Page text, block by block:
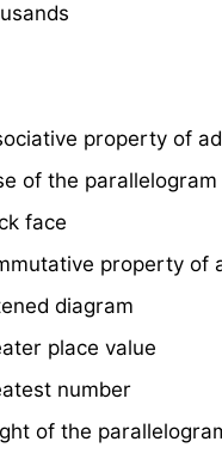
property of
of the parallelogram
face
property of
diagram
place value
number
of the